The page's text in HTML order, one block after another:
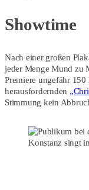
Showtime
Nach einer großen
jeder Menge Mund zu
Premiere ungefähr
herausfordernden
Stimmung kein